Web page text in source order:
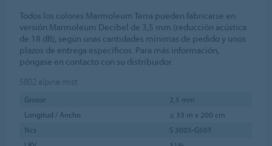
Todos los colores Marmoleum Terra pueden fabricarse en
versión Marmoleum Decibel de 3,5 mm (reducción acústica
de 18 dB), según unas cantidades mínimas de pedido y unos
plazos de entrega específicos. Para más información,
póngase en contacto con su distribuidor.
5802 alpine mist
Grosor
2,5 mm
Longitud / Ancho
≤ 33 m x 200 cm
Ncs
S 3005-G50Y